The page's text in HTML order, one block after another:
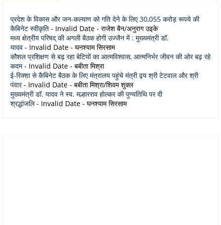
प्रदेश के विकास और जन-कल्याण को गति देने के लिए 30,055 करोड़ रूपये की
कैबिनेट स्वीकृति - Invalid Date - राजेश बैन/अनुराग उइके
मध्य क्षेत्रीय परिषद् की अगली बैठक होगी उज्जैन में : मुख्यमंत्री डॉ.
यादव - Invalid Date - घनश्याम सिरसाम
कौशल प्रशिक्षण से बढ़ रहा बेटियों का आत्मविश्वास, आत्मनिर्भर जीवन की ओर बढ़ रहे
कदम- Invalid Date - बबीता मिश्रा
ई-रिक्शा से कैबिनेट बैठक के लिए मंत्रालय पहुंचे मंत्री द्वय श्री टेटवाल और श्री
पंवार- Invalid Date - बबीता मिश्रा/शिवम शुक्ल
मुख्यमंत्री डॉ. यादव ने स्व. मल्हारराव होल्कर की पुण्यतिथि पर दी
श्रद्धांजलि- Invalid Date - घनश्याम सिरसाम